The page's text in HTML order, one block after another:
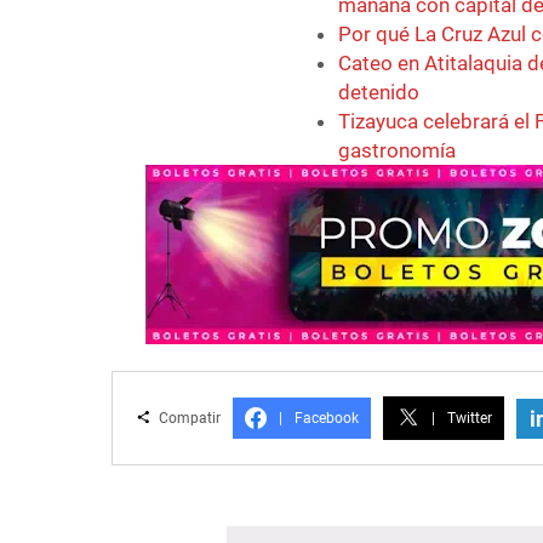
mañana con capital
Por qué La Cruz Azul
Cateo en Atitalaquia
detenido
Tizayuca celebrará el
gastronomía
Compatir Facebook Twitter